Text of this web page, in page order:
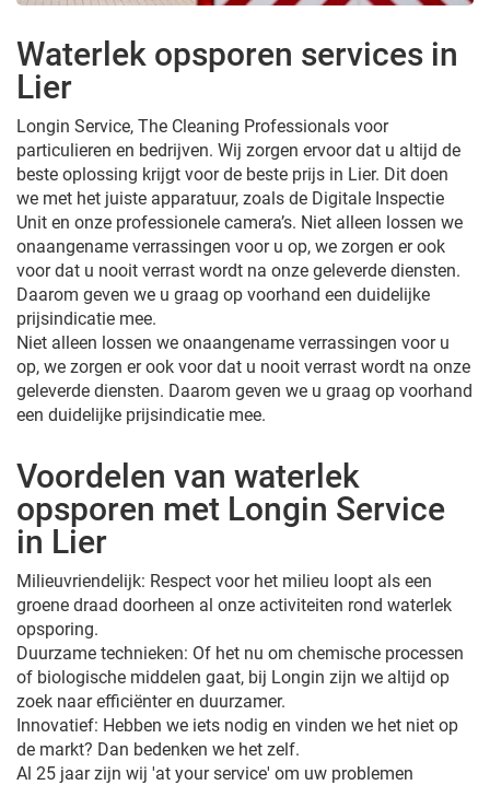
Waterlek opsporen services in
Lier
Longin Service, The Cleaning Professionals voor
particulieren en bedrijven. Wij zorgen ervoor dat u altijd de
beste oplossing krijgt voor de beste prijs in Lier. Dit doen
we met het juiste apparatuur, zoals de Digitale Inspectie
Unit en onze professionele camera’s. Niet alleen lossen we
onaangename verrassingen voor u op, we zorgen er ook
voor dat u nooit verrast wordt na onze geleverde diensten.
Daarom geven we u graag op voorhand een duidelijke
prijsindicatie mee.
Niet alleen lossen we onaangename verrassingen voor u
op, we zorgen er ook voor dat u nooit verrast wordt na onze
geleverde diensten. Daarom geven we u graag op voorhand
een duidelijke prijsindicatie mee.
Voordelen van waterlek
opsporen met Longin Service
in Lier
Milieuvriendelijk: Respect voor het milieu loopt als een
groene draad doorheen al onze activiteiten rond waterlek
opsporing.
Duurzame technieken: Of het nu om chemische processen
of biologische middelen gaat, bij Longin zijn we altijd op
zoek naar efficiënter en duurzamer.
Innovatief: Hebben we iets nodig en vinden we het niet op
de markt? Dan bedenken we het zelf.
Al 25 jaar zijn wij 'at your service' om uw problemen